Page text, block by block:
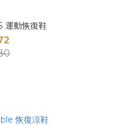
運動恢復鞋